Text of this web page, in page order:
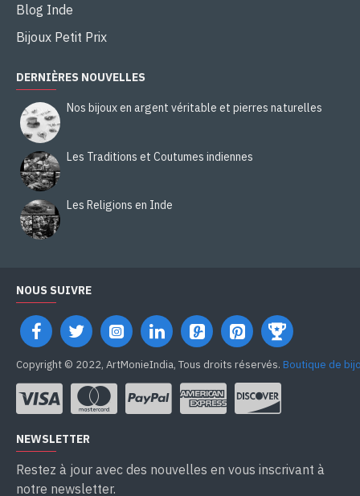
Blog Inde
Bijoux Petit Prix
DERNIÈRES NOUVELLES
Nos bijoux en argent véritable et pierres naturelles
Les Traditions et Coutumes indiennes
Les Religions en Inde
NOUS SUIVRE
Copyright © 2022, ArtMonieIndia, Tous droits réservés. Boutique de
NEWSLETTER
Restez à jour avec des nouvelles en vous inscrivant à
notre newsletter.